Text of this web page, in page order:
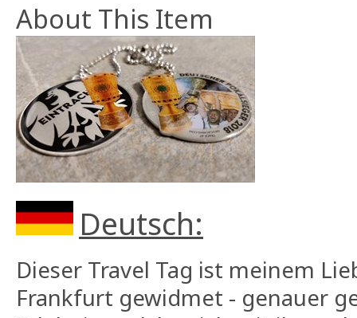
About This Item
Deutsch:
Dieser Travel Tag ist meinem
Frankfurt gewidmet - genauer